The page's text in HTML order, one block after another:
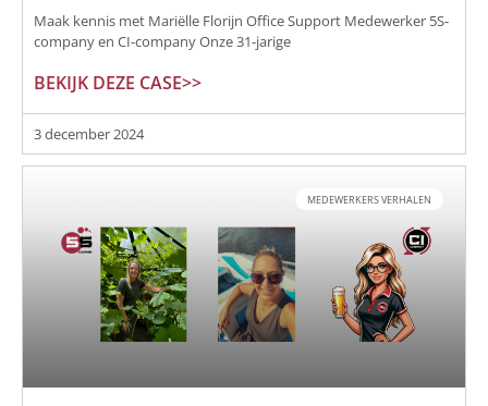
Maak kennis met Mariëlle Florijn Office Support Medewerker 5S-
company en CI-company Onze 31-jarige
BEKIJK DEZE CASE>>
3 december 2024
MEDEWERKERS VERHALEN